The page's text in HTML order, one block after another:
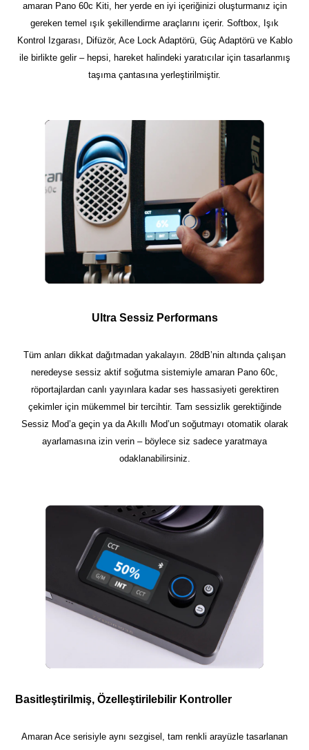
amaran Pano 60c Kiti, her yerde en iyi içeriğinizi oluşturmanız için
gereken temel ışık şekillendirme araçlarını içerir. Softbox, Işık
Kontrol Izgarası, Difüzör, Ace Lock Adaptörü, Güç Adaptörü ve Kablo
ile birlikte gelir – hepsi, hareket halindeki yaratıcılar için tasarlanmış
taşıma çantasına yerleştirilmiştir.
Ultra Sessiz Performans
Tüm anları dikkat dağıtmadan yakalayın. 28dB’nin altında çalışan
neredeyse sessiz aktif soğutma sistemiyle amaran Pano 60c,
röportajlardan canlı yayınlara kadar ses hassasiyeti gerektiren
çekimler için mükemmel bir tercihtir. Tam sessizlik gerektiğinde
Sessiz Mod’a geçin ya da Akıllı Mod’un soğutmayı otomatik olarak
ayarlamasına izin verin – böylece siz sadece yaratmaya
odaklanabilirsiniz.
Basitleştirilmiş, Özelleştirilebilir Kontroller
Amaran Ace serisiyle aynı sezgisel, tam renkli arayüzle tasarlanan